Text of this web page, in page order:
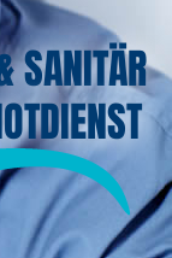
SANITÄR